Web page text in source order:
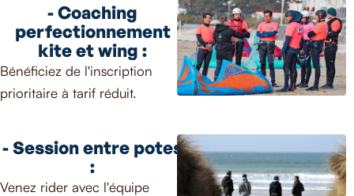
- Coaching
perfectionnement
kite et wing :
Bénéficiez de l'inscription
prioritaire à tarif réduit.
- Session entre potes
:
Venez rider avec l'équipe